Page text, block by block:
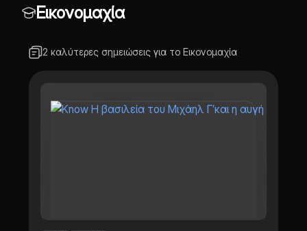
Εικονομαχία
2 καλύτερες σημειώσεις για το Εικονομαχία